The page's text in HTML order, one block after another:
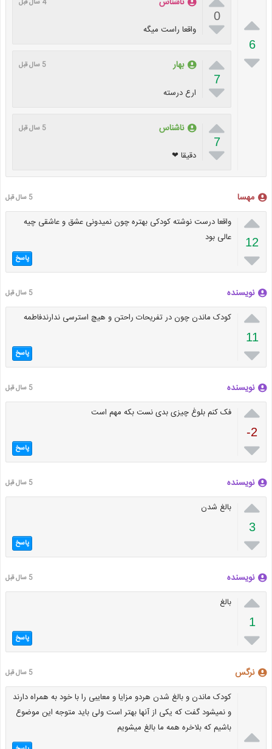

6

0
 واقعا راست میگه

7

بهار 5 سال قبل
ارع درسته

7

ناشناس 5 سال قبل
دقیقا ❤
مهسا 5 سال قبل

12

واقعا درست نوشته کودکی بهتره چون نمیدونی عشق و عاشقی چیه
عالی بود
پاسخ
نویسنده 5 سال قبل

11

کودک ماندن چون در تفریحات راحتن و هیچ استرسی ندارندفاطمه
پاسخ
نویسنده 5 سال قبل

-2

فک کنم بلوغ چیزی بدی نست بکه مهم است
پاسخ
نویسنده 5 سال قبل

3

بالغ شدن
پاسخ
نویسنده 5 سال قبل

1

بالغ
پاسخ
نرگس 5 سال قبل

کودک ماندن و بالغ شدن هردو مزایا و معایبی را با خود به همراه دارند
و نمیشود گفت که یکی از آنها بهتر است ولی باید متوجه این موضوع
باشیم که بلاخره همه ما بالغ میشویم